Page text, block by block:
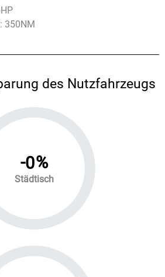
350ΝΜ
des Nutzfahrzeugs
-0%
Städtisch